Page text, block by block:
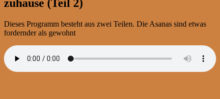
zuhause (Teil 2)
Dieses Programm besteht aus zwei Teilen. Die Asanas sind etwas
fordernder als gewohnt